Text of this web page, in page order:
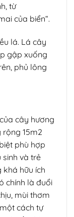
từ
của biển“.
lá. Lá cây
gập xuống
phủ lông
cây hương
15m2
phù hợp
sinh và trẻ
hữu ích
chính là đuổi
mùi thơm
cách tự